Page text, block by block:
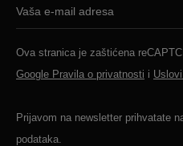
Ova stranica je zaštićena
Google Pravila o privatnosti i
Prijavom na newsletter prihvatate
podataka.